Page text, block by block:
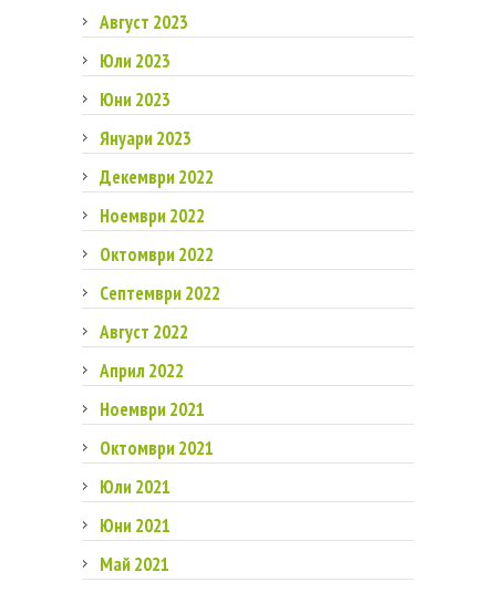
Август 2023
Юли 2023
Юни 2023
Януари 2023
Декември 2022
Ноември 2022
Октомври 2022
Септември 2022
Август 2022
Април 2022
Ноември 2021
Октомври 2021
Юли 2021
Юни 2021
Май 2021